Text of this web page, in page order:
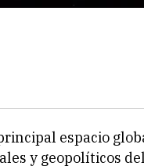
espacio
y geopolíticos